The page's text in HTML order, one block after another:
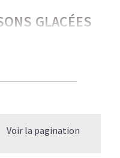
GLACÉES
pour plaire aux
réinventé — bon
avec les meilleures
Voir la pagination